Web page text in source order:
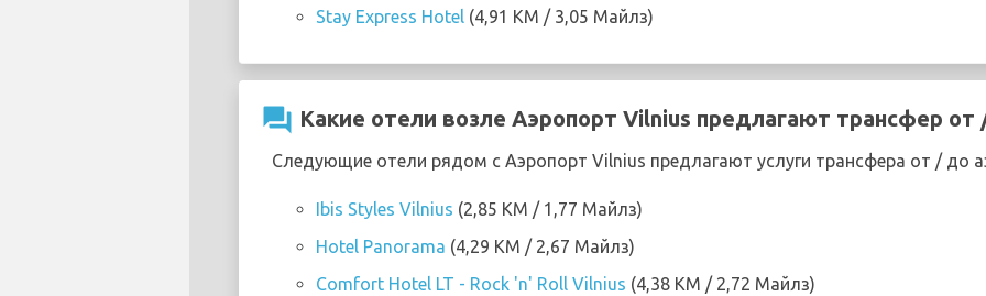
Stay Express Hotel (4,91 KM / 3,05 Майлз)
question_answer Какие отели возле Аэропорт Vilnius предлагают трансфер от
Следующие отели рядом с Аэропорт Vilnius предлагают услуги трансфера от / до
Ibis Styles Vilnius (2,85 KM / 1,77 Майлз)
Hotel Panorama (4,29 KM / 2,67 Майлз)
Comfort Hotel LT - Rock 'n' Roll Vilnius (4,38 KM / 2,72 Майлз)